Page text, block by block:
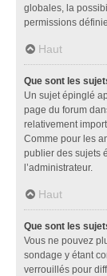
globales, la
permissions
Haut
Que sont les
Un sujet épinglé
page du forum
relativement
Comme pour les
publier des sujets
l’administrateur.
Haut
Que sont les
Vous ne pouvez
sondage y étant
verrouillés pour